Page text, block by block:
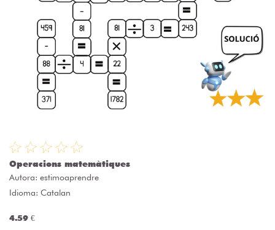
Operacions matemàtiques
Autora: estimoaprendre
Idioma: Catalan
4.59 €